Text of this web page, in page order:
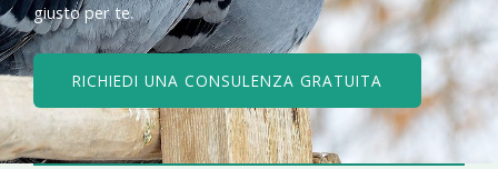
giusto per te.
RICHIEDI UNA CONSULENZA GRATUITA